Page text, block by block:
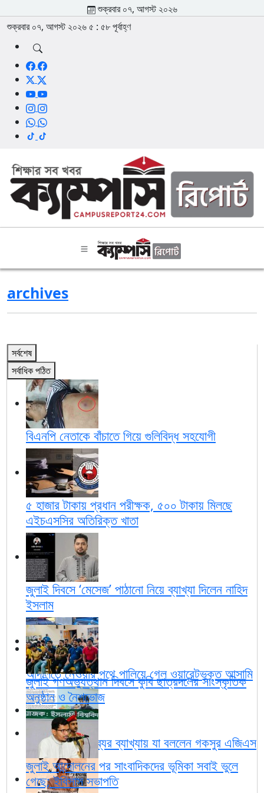
শুক্রবার ০৭, আগস্ট ২০২৬
শুক্রবার ০৭, আগস্ট ২০২৬৫ : ৫৮পূর্বাহ্ণ
archives
সর্বশেষ
সর্বাধিক পঠিত
বিএনপি নেতাকে বাঁচাতে গিয়ে গুলিবিদ্ধ সহযোগী
৫ হাজার টাকায় প্রধান পরীক্ষক, ৫০০ টাকায় মিলছে
এইচএসসির অতিরিক্ত খাতা
জুলাই দিবসে ‘মেসেজ’ পাঠানো নিয়ে ব্যাখ্যা দিলেন নাহিদ
ইসলাম
আদালতে নেওয়ার পথে পালিয়ে গেল ওয়ারেন্টভুক্ত আসামি
'রগ কাটার' মন্তব্যের ব্যাখ্যায় যা বললেন গকসুর এজিএস
জুলাই গণঅভ্যুত্থান দিবসে কুবি ছাত্রদলের সাংস্কৃতিক
অনুষ্ঠান ও নৈশভোজ
জুলাই আন্দোলনের পর সাংবাদিকদের ভূমিকা সবাই ভুলে
গেছে; ইবিসাস সভাপতি